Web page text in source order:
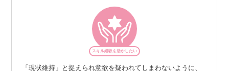
スキル経験を活かしたい
「現状維持」と捉えられ意欲を疑われてしまわないように、